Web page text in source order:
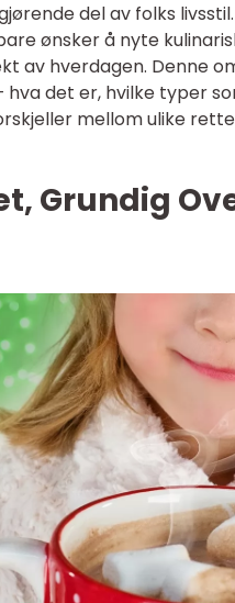
del av folks
ønsker å nyte
av hverdagen. Denne
det er, hvilke typer
mellom ulike
Grundig